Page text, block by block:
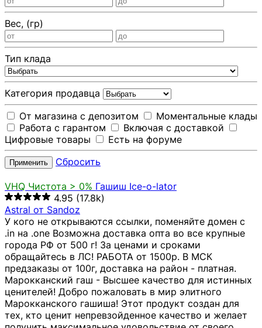
Вес, (гр)
Тип клада
Категория продавца
От магазина с депозитом
Моментальные клады
Работа с гарантом
Включая с доставкой
Цифровые товары
Есть на форуме
Применить Сбросить
VHQ Чистота > 0% Гашиш Ice-o-lator
4.95 (17.8k)
Astral от Sandoz
У кого не открываются ссылки, поменяйте домен с
.in на .one Возможна доставка опта во все крупные
города РФ от 500 г! За ценами и сроками
обращайтесь в ЛС! РАБОТА от 1500р. В МСК
предзаказы от 100г, доставка на район - платная.
Марокканский гаш - Высшее качество для истинных
ценителей! Добро пожаловать в мир элитного
Марокканского гашиша! Этот продукт создан для
тех, кто ценит непревзойденное качество и желает